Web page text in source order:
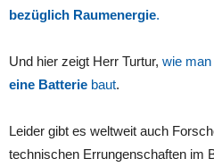
bezüglich Raumenergie.
Und hier zeigt Herr Turtur, wie
eine Batterie baut.
Leider gibt es weltweit auch
technischen Errungenschaften im